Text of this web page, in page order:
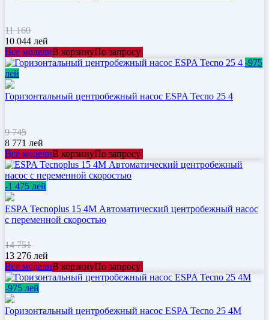
11 160
10 044 лей
Все моделиВ корзинуПо запросу
-975
лей
Горизонтальный центробежный насос ESPA Tecno 25 4
9 745
8 771 лей
Все моделиВ корзинуПо запросу
-1 475 лей
ESPA Tecnoplus 15 4M Автоматический центробежный насос
с переменной скоростью
14 751
13 276 лей
Все моделиВ корзинуПо запросу
-975 лей
Горизонтальный центробежный насос ESPA Tecno 25 4M